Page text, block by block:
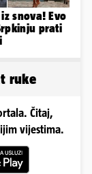
iz snova! Evo
prati
ruke
Čitaj,
vijestima.